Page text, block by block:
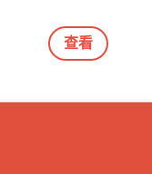
查看